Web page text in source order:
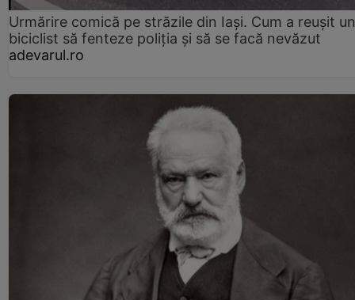
Urmărire comică pe străzile din Iași. Cum a reușit un
biciclist să fenteze poliția și să se facă nevăzut
adevarul.ro